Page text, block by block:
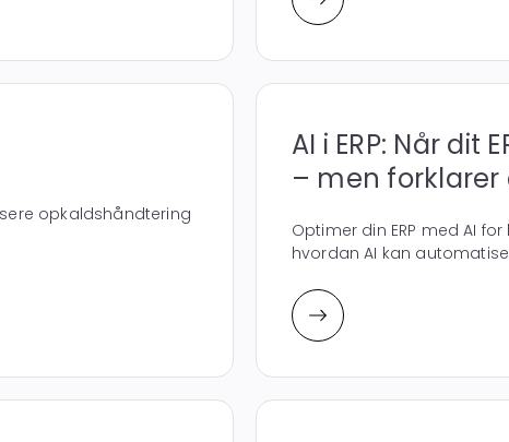
opkaldshåndtering
AI i ERP: Når dit
– men forklarer
Optimer din ERP med AI
hvordan AI kan